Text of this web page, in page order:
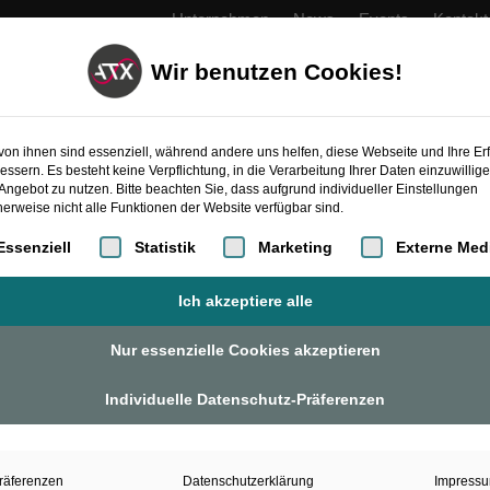
Unternehmen News Events Kontakt
Wir benutzen Cookies!
ihnen sind essenziell, während andere uns helfen, diese Webseite und Ihre
Es besteht keine Verpflichtung, in die Verarbeitung Ihrer Daten
zu nutzen. Bitte beachten Sie, dass aufgrund individueller Einstellungen
nicht alle Funktionen der Website verfügbar sind.
eine Liste der Service-Gruppen, für die eine Einwilligung erteilt
Statistik Marketing Externe
Ich akzeptiere alle
Nur essenzielle Cookies akzeptieren
Individuelle Datenschutz-Präferenzen
Datenschutzerklärung